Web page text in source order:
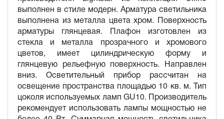
выполнен в стиле модерн. Арматура светильника
выполнена из металла цвета хром. Поверхность
арматуры глянцевая. Плафон изготовлен из
стекла и металла прозрачного и хромового
цветов, имеет цилиндрическую форму и
глянцевую рельефную поверхность. Направлен
вниз. Осветительный прибор рассчитан на
освещение пространства площадью 10 кв. м. Тип
цоколя используемых ламп GU10. Производитель
рекомендует использовать лампы мощностью не